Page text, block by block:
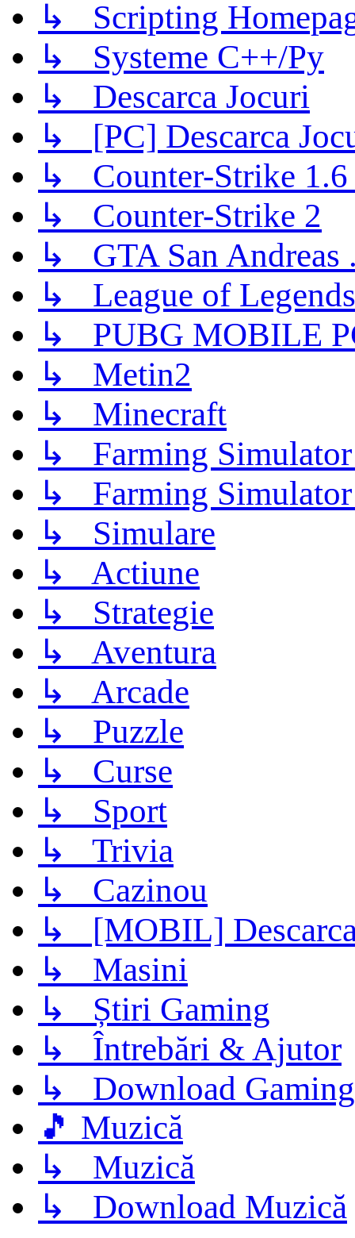
↳ Scripting
↳ Systeme C++/Py
↳ Descarca Jocuri
↳ [PC] Descarca
↳ Counter-Strike 1.6
↳ Counter-Strike 2
↳ GTA San Andreas
↳ League of Legends
↳ PUBG MOBILE
↳ Metin2
↳ Minecraft
↳ Farming
↳ Farming
↳ Simulare
↳ Actiune
↳ Strategie
↳ Aventura
↳ Arcade
↳ Puzzle
↳ Curse
↳ Sport
↳ Trivia
↳ Cazinou
↳ [MOBIL]
↳ Masini
↳ Știri Gaming
↳ Întrebări & Ajutor
↳ Download Gaming
🎵 Muzică
↳ Muzică
↳ Download Muzică